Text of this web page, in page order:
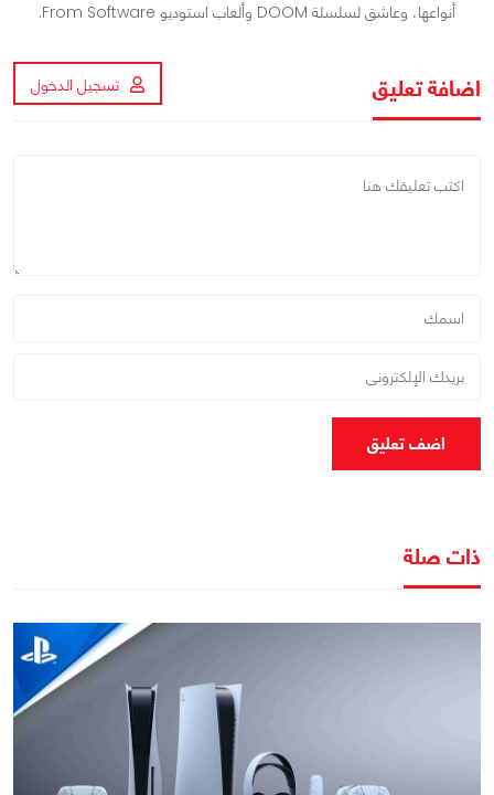
أنواعها، وعاشق لسلسلة DOOM وألعاب استوديو From Software.
اضافة تعليق تسجيل الدخول
اضف تعليق
ذات صلة